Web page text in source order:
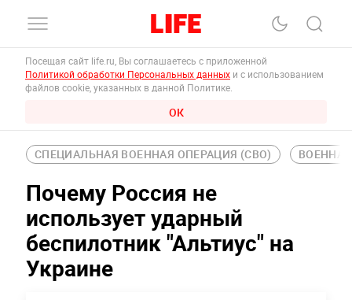
Посещая сайт life.ru, Вы соглашаетесь с приложенной
Политикой обработки Персональных данных и с использованием
файлов cookie, указанных в данной Политике.
ОК
СПЕЦИАЛЬНАЯ ВОЕННАЯ ОПЕРАЦИЯ (СВО)
Почему Россия не
использует ударный
беспилотник "Альтиус" на
Украине